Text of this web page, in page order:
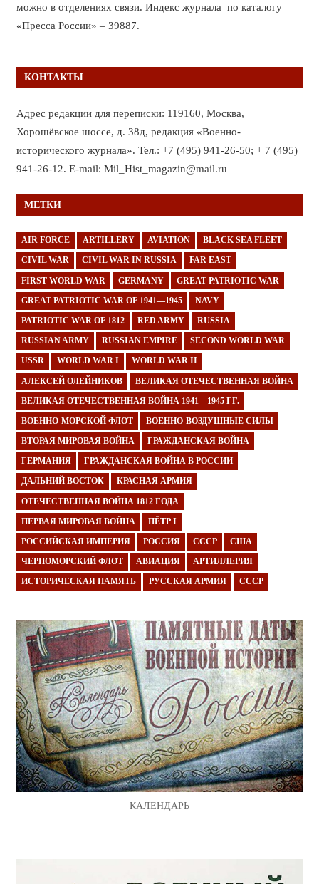
можно в отделениях связи. Индекс журнала по каталогу
«Пресса России» – 39887.
КОНТАКТЫ
Адрес редакции для переписки: 119160, Москва,
Хорошёвское шоссе, д. 38д, редакция «Военно-
исторического журнала». Тел.: +7 (495) 941-26-50; + 7 (495)
941-26-12. E-mail: Mil_Hist_magazin@mail.ru
МЕТКИ
AIR FORCE ARTILLERY AVIATION BLACK SEA FLEET
CIVIL WAR CIVIL WAR IN RUSSIA FAR EAST
FIRST WORLD WAR GERMANY GREAT PATRIOTIC WAR
GREAT PATRIOTIC WAR OF 1941—1945 NAVY
PATRIOTIC WAR OF 1812 RED ARMY RUSSIA
RUSSIAN ARMY RUSSIAN EMPIRE SECOND WORLD WAR
USSR WORLD WAR I WORLD WAR II
АЛЕКСЕЙ ОЛЕЙНИКОВ ВЕЛИКАЯ ОТЕЧЕСТВЕННАЯ ВОЙНА
ВЕЛИКАЯ ОТЕЧЕСТВЕННАЯ ВОЙНА 1941—1945 ГГ.
ВОЕННО-МОРСКОЙ ФЛОТ ВОЕННО-ВОЗДУШНЫЕ СИЛЫ
ВТОРАЯ МИРОВАЯ ВОЙНА ГРАЖДАНСКАЯ ВОЙНА
ГЕРМАНИЯ ГРАЖДАНСКАЯ ВОЙНА В РОССИИ
ДАЛЬНИЙ ВОСТОК КРАСНАЯ АРМИЯ
ОТЕЧЕСТВЕННАЯ ВОЙНА 1812 ГОДА
ПЕРВАЯ МИРОВАЯ ВОЙНА ПЁТР I
РОССИЙСКАЯ ИМПЕРИЯ РОССИЯ СССР США
ЧЕРНОМОРСКИЙ ФЛОТ АВИАЦИЯ АРТИЛЛЕРИЯ
ИСТОРИЧЕСКАЯ ПАМЯТЬ РУССКАЯ АРМИЯ СССР
КАЛЕНДАРЬ